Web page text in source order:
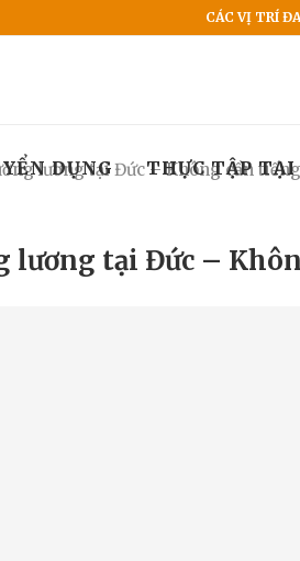
CÁC VỊ TRÍ
DỤNG THỰC TẬP TẠI
lương tại Đức – Không cần
lương tại Đức –